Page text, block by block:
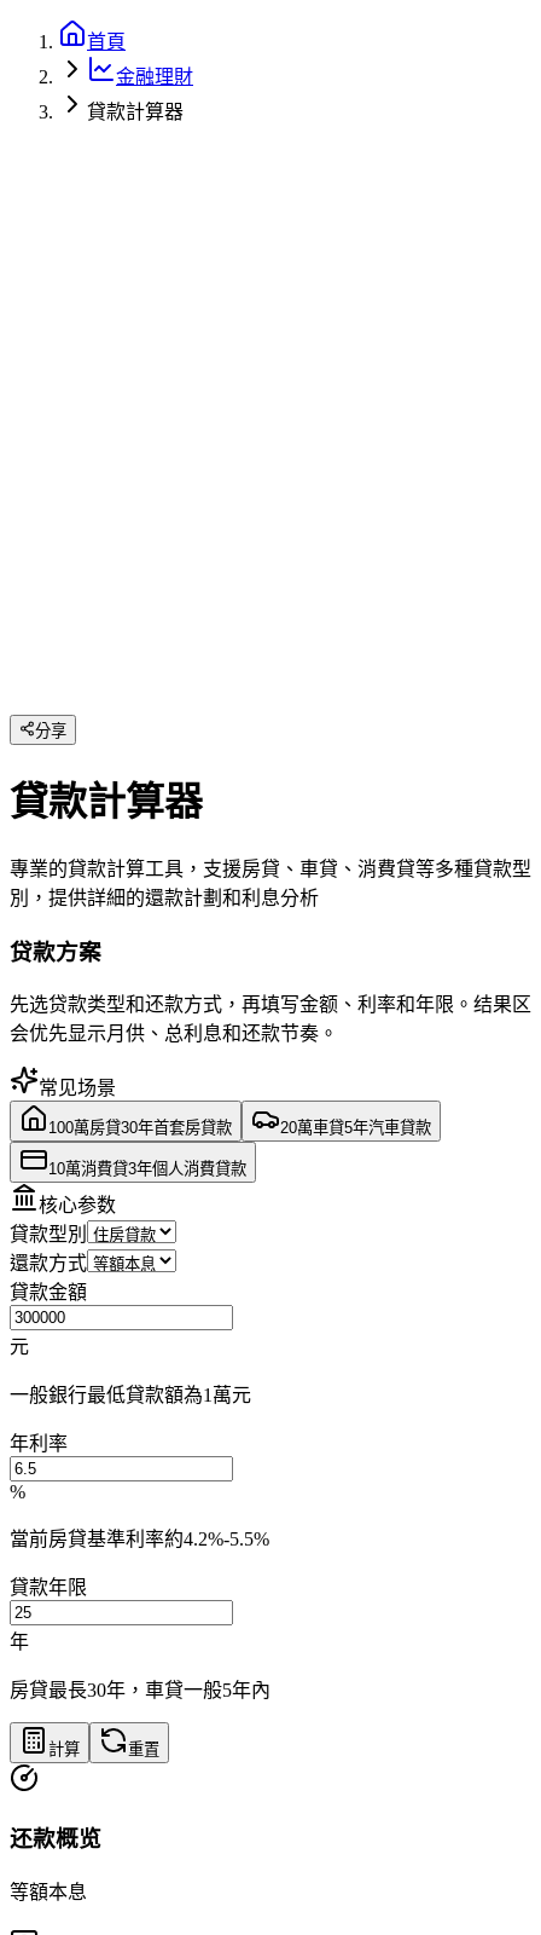
首頁
金融理財
貸款計算器
分享
貸款計算器
專業的貸款計算工具，支援房貸、車貸、消費貸等多種貸款型
別，提供詳細的還款計劃和利息分析
贷款方案
先选贷款类型和还款方式，再填写金额、利率和年限。结果区
会优先显示月供、总利息和还款节奏。
常见场景
100萬房貸30年首套房貸款 20萬車貸5年汽車貸款
10萬消費貸3年個人消費貸款
核心参数
貸款型別
還款方式
貸款金額
元
一般銀行最低貸款額為1萬元
年利率
%
當前房貸基準利率約4.2%-5.5%
貸款年限
年
房貸最長30年，車貸一般5年內
計算 重置
还款概览
等額本息